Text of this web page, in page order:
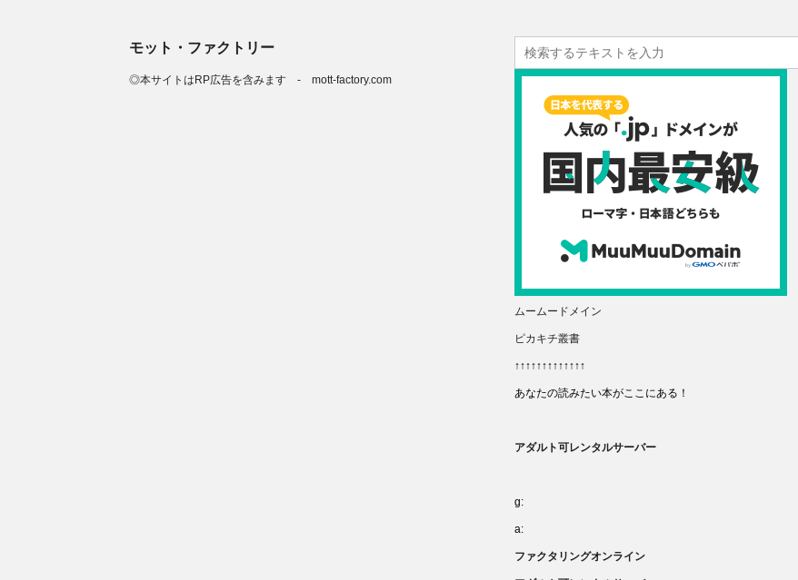
ムームードメイン
ピカキチ叢書
↑↑↑↑↑↑↑↑↑↑↑↑↑
あなたの読みたい本がここにある！
アダルト可レンタルサーバー
g:
a:
ファクタリングオンライン
モット・ファクトリー
◎本サイトはRP広告を含みます - mott-factory.com